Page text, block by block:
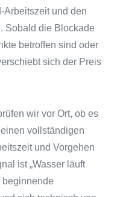
Arbeitszeit und den
Sobald die Blockade
betroffen sind oder
sich der Preis
wir vor Ort, ob es
vollständigen
und Vorgehen
ist „Wasser läuft
beginnende